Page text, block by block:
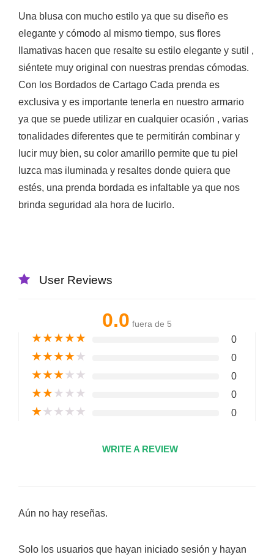
Una blusa con mucho estilo ya que su diseño es
elegante y cómodo al mismo tiempo, sus flores
llamativas hacen que resalte su estilo elegante y sutil ,
siéntete muy original con nuestras prendas cómodas.
Con los Bordados de Cartago Cada prenda es
exclusiva y es importante tenerla en nuestro armario
ya que se puede utilizar en cualquier ocasión , varias
tonalidades diferentes que te permitirán combinar y
lucir muy bien, su color amarillo permite que tu piel
luzca mas iluminada y resaltes donde quiera que
estés, una prenda bordada es infaltable ya que nos
brinda seguridad ala hora de lucirlo.
User Reviews
0.0 fuera de 5
★★★★★ 0
★★★★★ 0
★★★★★ 0
★★★★★ 0
★★★★★ 0
WRITE A REVIEW
Aún no hay reseñas.
Solo los usuarios que hayan iniciado sesión y hayan